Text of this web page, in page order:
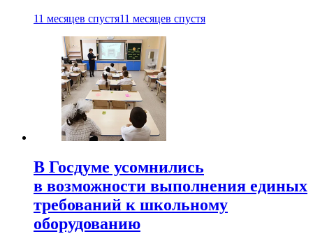
11 месяцев спустя11 месяцев спустя
В Госдуме усомнились
в возможности выполнения единых
требований к школьному
оборудованию